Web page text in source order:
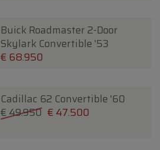
Buick Roadmaster 2-Door
Skylark Convertible '53
€ 68.950
Cadillac 62 Convertible '60
€ 49.950 € 47.500